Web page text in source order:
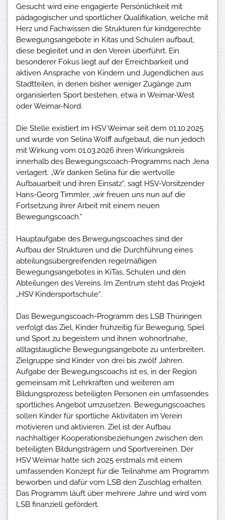
Gesucht wird eine engagierte Persönlichkeit mit
pädagogischer und sportlicher Qualifikation, welche mit
Herz und Fachwissen die Strukturen für kindgerechte
Bewegungsangebote in Kitas und Schulen aufbaut,
diese begleitet und in den Verein überführt. Ein
besonderer Fokus liegt auf der Erreichbarkeit und
aktiven Ansprache von Kindern und Jugendlichen aus
Stadtteilen, in denen bisher weniger Zugänge zum
organisierten Sport bestehen, etwa in Weimar-West
oder Weimar-Nord.
Die Stelle existiert im HSV Weimar seit dem 01.10.2025
und wurde von Selina Wolff aufgebaut, die nun jedoch
mit Wirkung vom 01.03.2026 ihren Wirkungskreis
innerhalb des Bewegungscoach-Programms nach Jena
verlagert. „Wir danken Selina für die wertvolle
Aufbauarbeit und ihren Einsatz“, sagt HSV-Vorsitzender
Hans-Georg Timmler, „wir freuen uns nun auf die
Fortsetzung ihrer Arbeit mit einem neuen
Bewegungscoach.“
Hauptaufgabe des Bewegungscoaches sind der
Aufbau der Strukturen und die Durchführung eines
abteilungsübergreifenden regelmäßigen
Bewegungsangebotes in KiTas, Schulen und den
Abteilungen des Vereins. Im Zentrum steht das Projekt
„HSV Kindersportschule“.
Das Bewegungscoach-Programm des LSB Thüringen
verfolgt das Ziel, Kinder frühzeitig für Bewegung, Spiel
und Sport zu begeistern und ihnen wohnortnahe,
alltagstaugliche Bewegungsangebote zu unterbreiten.
Zielgruppe sind Kinder von drei bis zwölf Jahren.
Aufgabe der Bewegungscoachs ist es, in der Region
gemeinsam mit Lehrkräften und weiteren am
Bildungsprozess beteiligten Personen ein umfassendes
sportliches Angebot umzusetzen. Bewegungscoaches
sollen Kinder für sportliche Aktivitäten im Verein
motivieren und aktivieren. Ziel ist der Aufbau
nachhaltiger Kooperationsbeziehungen zwischen den
beteiligten Bildungsträgern und Sportvereinen. Der
HSV Weimar hatte sich 2025 erstmals mit einem
umfassenden Konzept für die Teilnahme am Programm
beworben und dafür vom LSB den Zuschlag erhalten.
Das Programm läuft über mehrere Jahre und wird vom
LSB finanziell gefördert.